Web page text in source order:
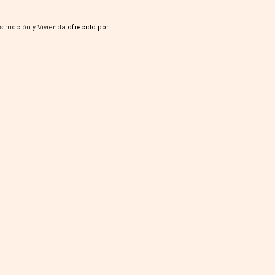
y Vivienda ofrecido por